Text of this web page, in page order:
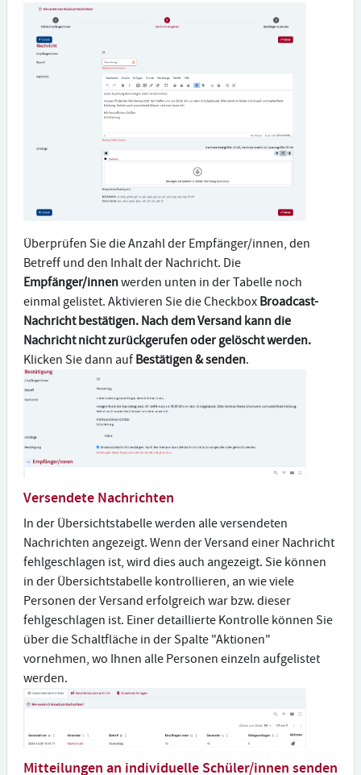
Überprüfen Sie die Anzahl der Empfänger/innen, den
Betreff und den Inhalt der Nachricht. Die
Empfänger/innenwerden unten in der Tabelle noch
einmal gelistet. Aktivieren Sie die Checkbox Broadcast-
Nachricht bestätigen. Nach dem Versand kann die
Nachricht nicht zurückgerufen oder gelöscht werden.
Klicken Sie dann auf Bestätigen & senden.
Versendete Nachrichten
In der Übersichtstabelle werden alle versendeten
Nachrichten angezeigt. Wenn der Versand einer Nachricht
fehlgeschlagen ist, wird dies auch angezeigt. Sie können
in der Übersichtstabelle kontrollieren, an wie viele
Personen der Versand erfolgreich war bzw. dieser
fehlgeschlagen ist. Einer detaillierte Kontrolle können Sie
über die Schaltfläche in der Spalte "Aktionen"
vornehmen, wo Ihnen alle Personen einzeln aufgelistet
werden.
Mitteilungen an individuelle Schüler/innen senden